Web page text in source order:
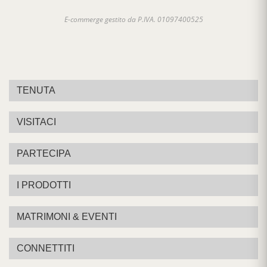
selezionato e stilizzato dai proprietari della
Lo stile impeccabile di Luciana si vede nel
design inciso
perfetto da utilizzare con rossi, bianchi e
rosati.
Quando viene tenuto in mano, il suo peso
notevolmente bilanciato ti consente di
assaporare davvero ogni sorso.
La curva arrotondata e sartoriale del suo anello
aiuta il rilascio di note aromatiche, rivelando le
caratteristiche uniche di ogni annata.
Ogni sfumatura di colore e gusto può essere
apprezzata bevendo da questo bicchiere,
E-commerge gestito da P.IVA. 01097400525
TENUTA
VISITACI
PARTECIPA
I PRODOTTI
MATRIMONI & EVENTI
CONNETTITI